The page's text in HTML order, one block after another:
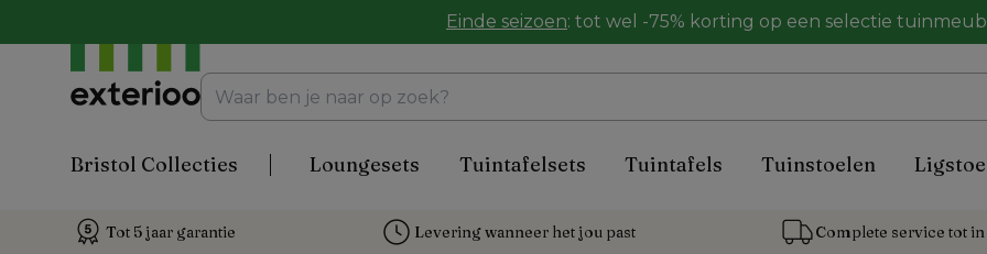
Einde seizoen: tot wel -75% korting op een selectie
Bristol Collecties Loungesets Tuintafelsets Tuintafels Tuinstoelen
Tot 5 jaar garantie Levering wanneer het jou past Complete service tot